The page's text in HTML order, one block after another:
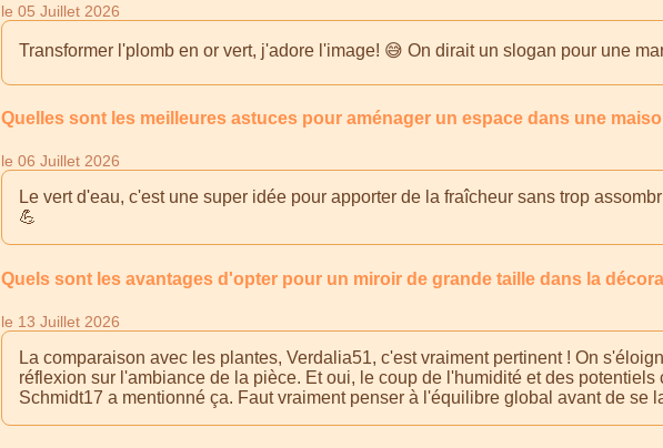
le 05 Juillet 2026
Transformer l'plomb en or vert, j'adore l'image! 😅 On dirait un slogan pour une
Quelles sont les meilleures astuces pour aménager un espace dans une
le 06 Juillet 2026
Le vert d'eau, c'est une super idée pour apporter de la fraîcheur sans trop
💪
Quels sont les avantages d'opter pour un miroir de grande taille dans la
le 13 Juillet 2026
La comparaison avec les plantes, Verdalia51, c'est vraiment pertinent ! On
réflexion sur l'ambiance de la pièce. Et oui, le coup de l'humidité et des
Schmidt17 a mentionné ça. Faut vraiment penser à l'équilibre global avant de se